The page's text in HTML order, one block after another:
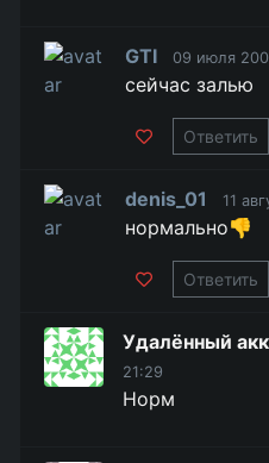
GTI 09 июля
сейчас залью
Ответить
denis_01 11
нормально👎
Ответить
Удалённый
21:29
Норм